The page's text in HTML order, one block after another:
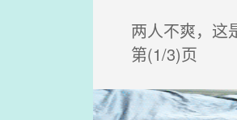
两人不爽，这
第(1/3)页